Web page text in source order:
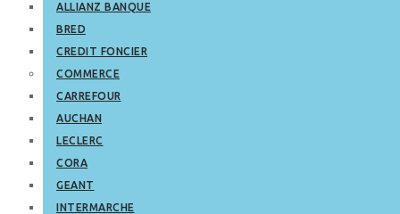
ALLIANZ BANQUE
BRED
CREDIT FONCIER
COMMERCE
CARREFOUR
AUCHAN
LECLERC
CORA
GEANT
INTERMARCHE